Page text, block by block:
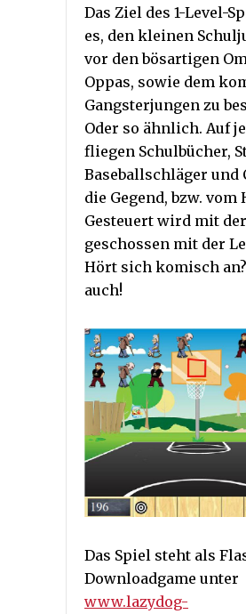
Das Ziel des 1-Level-
es, den kleinen
vor den bösartigen
Oppas, sowie dem
Gangsterjungen zu
Oder so ähnlich. Auf
fliegen Schulbücher,
Baseballschläger und
die Gegend, bzw. vom
Gesteuert wird mit
geschossen mit der
Hört sich komisch
auch!
Das Spiel steht als
Downloadgame unter
www.lazydog-